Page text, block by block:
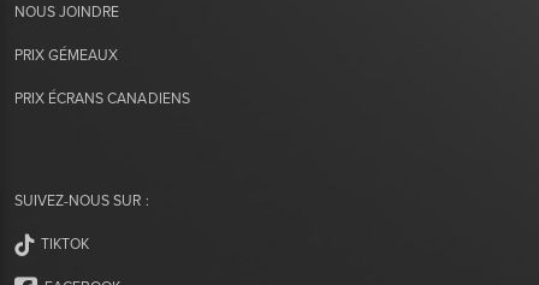
NOUS JOINDRE
PRIX GÉMEAUX
PRIX ÉCRANS CANADIENS
SUIVEZ-NOUS SUR :
TIKTOK